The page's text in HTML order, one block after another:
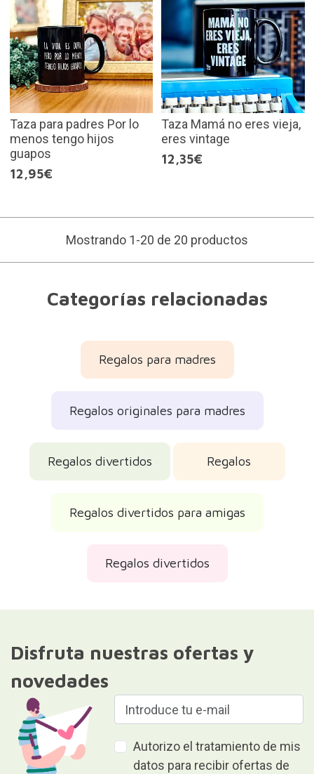
Taza para padres Por lo
menos tengo hijos
guapos
12,95€
Taza Mamá no eres vieja,
eres vintage
12,35€
Mostrando 1-20 de 20 productos
Categorías relacionadas
Regalos para madres
Regalos originales para madres
Regalos divertidos Regalos
Regalos divertidos para amigas
Regalos divertidos
Disfruta nuestras ofertas y
novedades
Autorizo el tratamiento de mis
datos para recibir ofertas de